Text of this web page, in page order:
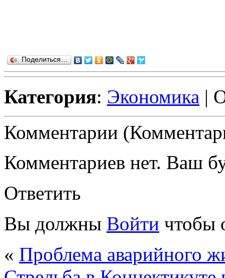
Поделиться…
Категория: Экономика |
Комментарии
Комментариев нет. Ваш
Ответить
Вы должны Войти чтобы
« Проблема аварийного